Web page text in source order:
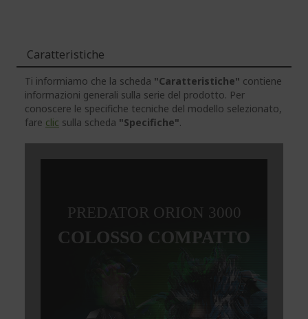
Caratteristiche
Ti informiamo che la scheda "Caratteristiche" contiene
informazioni generali sulla serie del prodotto. Per
conoscere le specifiche tecniche del modello selezionato,
fare clic sulla scheda "Specifiche".